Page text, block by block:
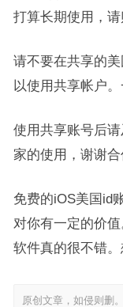
打算长期使用，请
请不要在共享的
以使用共享帐户
使用共享账号后
家的使用，谢谢合
免费的iOS美国id
对你有一定的价
软件真的很不错。
原创文章，如侵则删